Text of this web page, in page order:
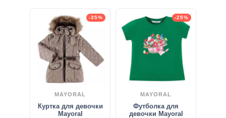
-35%
MAYORAL
Куртка для девочки
Mayoral
-25%
MAYORAL
Футболка для
девочки Mayoral